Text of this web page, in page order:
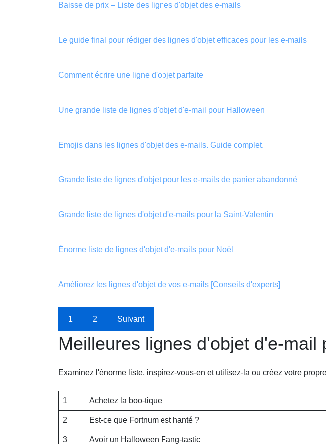
Baisse de prix – Liste des lignes d'objet des e-mails
Le guide final pour rédiger des lignes d'objet efficaces pour les e-mails
Comment écrire une ligne d'objet parfaite
Une grande liste de lignes d'objet d'e-mail pour Halloween
Emojis dans les lignes d'objet des e-mails. Guide complet.
Grande liste de lignes d'objet pour les e-mails de panier abandonné
Grande liste de lignes d'objet d'e-mails pour la Saint-Valentin
Énorme liste de lignes d'objet d'e-mails pour Noël
Améliorez les lignes d'objet de vos e-mails [Conseils d'experts]
1 2 Suivant
Meilleures lignes d'objet d'e-mail
Examinez l'énorme liste, inspirez-vous-en et utilisez-la ou créez votre
1 Achetez la boo-tique!
2 Est-ce que Fortnum est hanté ?
3 Avoir un Halloween Fang-tastic